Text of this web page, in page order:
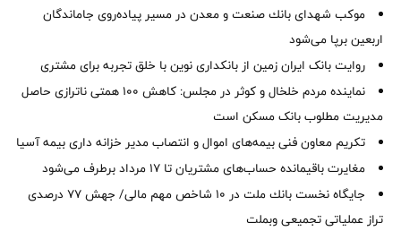
موكب شهدای بانك صنعت و معدن در مسیر پیاده‌روی جاماندگان
اربعین برپا می‌شود
روایت بانک ایران زمین از بانکداری نوین با خلق تجربه برای مشتری
نماینده مردم خلخال و کوثر در مجلس: کاهش ۱۰۰ همتی ناترازی حاصل
مدیریت مطلوب بانک مسکن است
تکریم معاون فنی بیمه‌های اموال و انتصاب مدیر خزانه داری بیمه آسیا
مغایرت‌ باقیمانده حساب‌های مشتریان تا ۱۷ مرداد برطرف می‌شود
جایگاه نخست بانك ملت در 10 شاخص مهم مالی/ جهش 77 درصدی
تراز عملیاتی تجمیعی وبملت